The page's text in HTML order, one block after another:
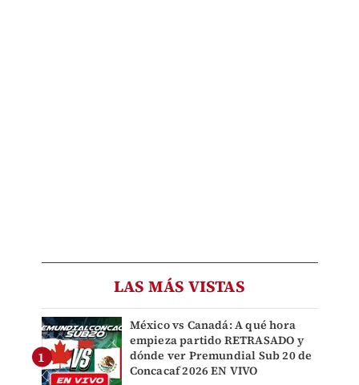
LAS MÁS VISTAS
México vs Canadá: A qué hora
empieza partido RETRASADO y
dónde ver Premundial Sub 20 de
Concacaf 2026 EN VIVO